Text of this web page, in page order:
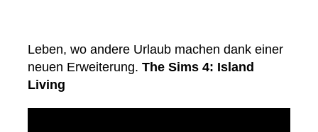
Leben, wo andere Urlaub machen dank einer
neuen Erweiterung. The Sims 4: Island
Living